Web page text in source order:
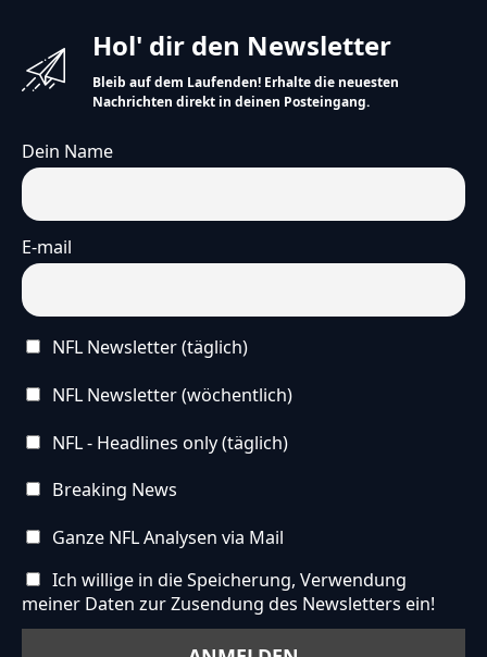
Hol' dir den Newsletter
Bleib auf dem Laufenden! Erhalte die neuesten
Nachrichten direkt in deinen Posteingang.
Dein Name
E-mail
NFL Newsletter (täglich)
NFL Newsletter (wöchentlich)
NFL - Headlines only (täglich)
Breaking News
Ganze NFL Analysen via Mail
Ich willige in die Speicherung, Verwendung
meiner Daten zur Zusendung des Newsletters ein!